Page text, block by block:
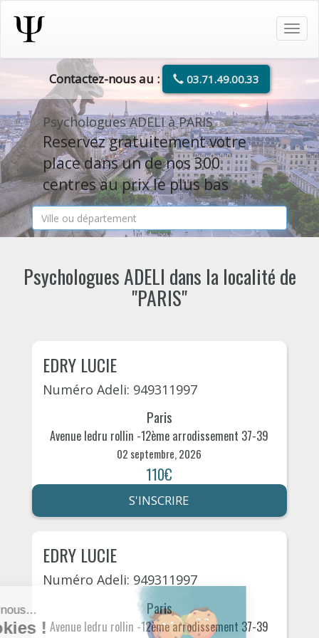
Contactez-nous au : 03.71.49.00.33
Psychologues ADELI à PARIS
Reservez gratuitement votre
place dans un de nos 300
centres au prix le plus bas
Psychologues ADELI dans la localité de
"PARIS"
EDRY LUCIE
Numéro Adeli: 949311997
Paris
Avenue ledru rollin -12ème arrodissement 37-39
02 septembre, 2026
110€
S'INSCRIRE
EDRY LUCIE
Numéro Adeli: 949311997
Paris
Avenue ledru rollin -12ème arrodissement 37-39